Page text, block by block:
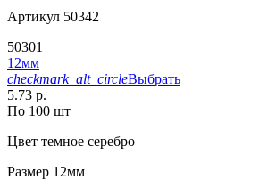
Артикул 50342
50301
12мм
checkmark_alt_circleВыбрать
5.73 р.
По 100 шт
Цвет темное серебро
Размер 12мм